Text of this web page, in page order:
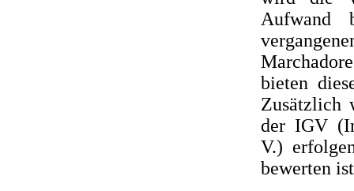
Aufwand
bieten
Zusätzlich
der IGV
V.)
bewerten